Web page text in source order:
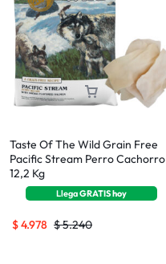
Taste Of The Wild Grain Free
Pacific Stream Perro Cachorro
12,2 Kg
LlegaGRATIShoy
$5.240
$4.978